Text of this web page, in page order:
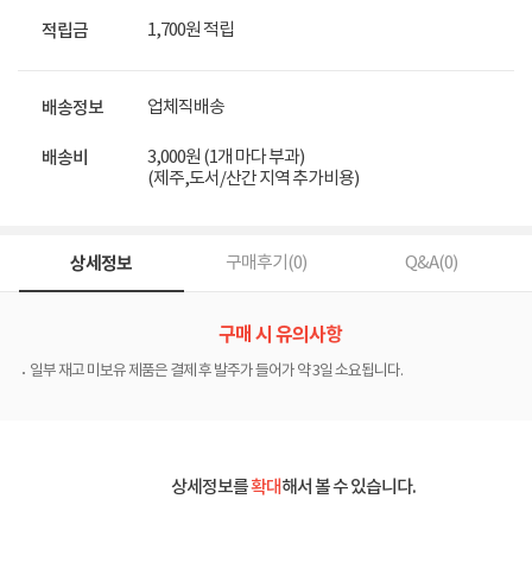
적립금 1,700원 적립
배송정보 업체직배송
배송비
3,000원 (1개 마다 부과)
(제주,도서/산간 지역 추가비용)
상세정보 구매후기(0) Q&A(0)
구매 시 유의사항
일부 재고 미보유 제품은 결제 후 발주가 들어가 약 3일 소요됩니다.
상세정보를확대해서 볼 수 있습니다.